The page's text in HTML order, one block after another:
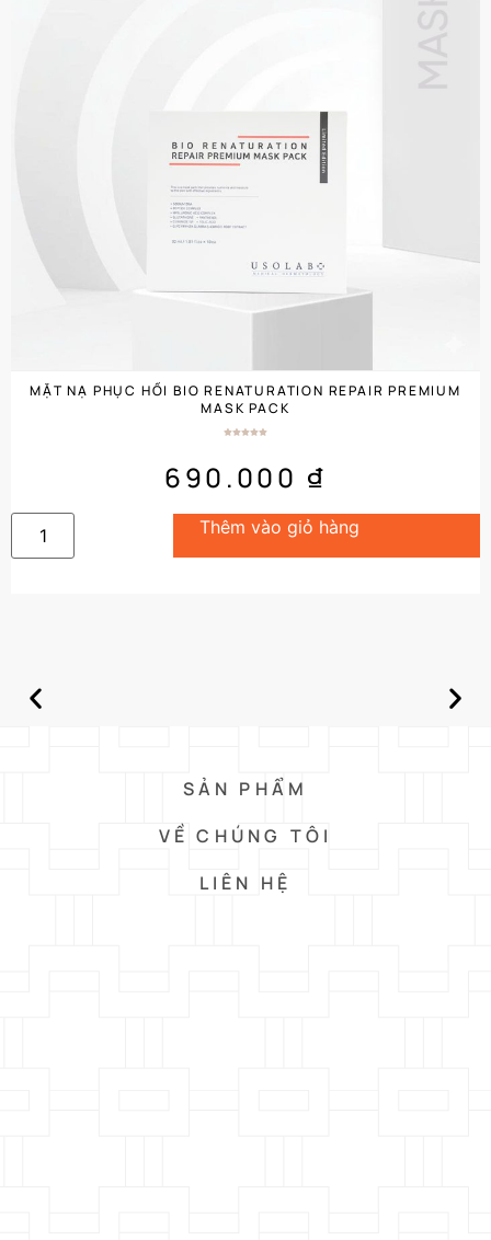
MẶT NẠ PHỤC HỒI BIO RENATURATION REPAIR PREMIUM
MASK PACK
690.000 ₫
Thêm vào giỏ hàng
SẢN PHẨM
VỀ CHÚNG TÔI
LIÊN HỆ